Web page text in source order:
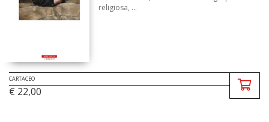
religiosa, ...
CARTACEO
€ 22,00